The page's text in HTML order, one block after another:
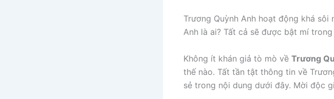
Trương Quỳnh Anh hoạt động khá
Anh là ai? Tất cả sẽ được bật mí
Không ít khán giả tò mò về Trương
thế nào. Tất tần tật thông tin về
sẻ trong nội dung dưới đây. Mời độc